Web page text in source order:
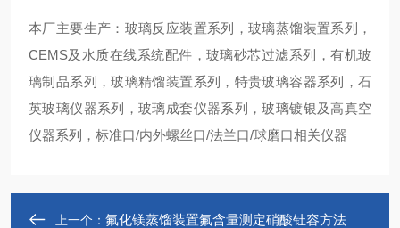
本厂主要生产：玻璃反应装置系列，玻璃蒸馏装置系列，
CEMS及水质在线系统配件，玻璃砂芯过滤系列，有机玻
璃制品系列，玻璃精馏装置系列，特贵玻璃容器系列，石
英玻璃仪器系列，玻璃成套仪器系列，玻璃镀银及高真空
仪器系列，标准口/内外螺丝口/法兰口/球磨口相关仪器
上一个： 氟化镁蒸馏装置氟含量测定硝酸钍容方法